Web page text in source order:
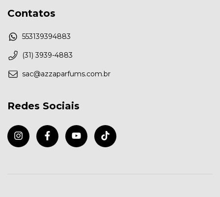
Contatos
553139394883
(31) 3939-4883
sac@azzaparfums.com.br
Redes Sociais